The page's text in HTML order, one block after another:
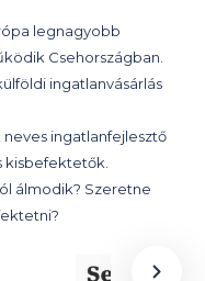
legnagyobb
Csehországban.
ingatlanvásárlás
neves ingatlanfejlesztő
kisbefektetők.
álmodik? Szeretne